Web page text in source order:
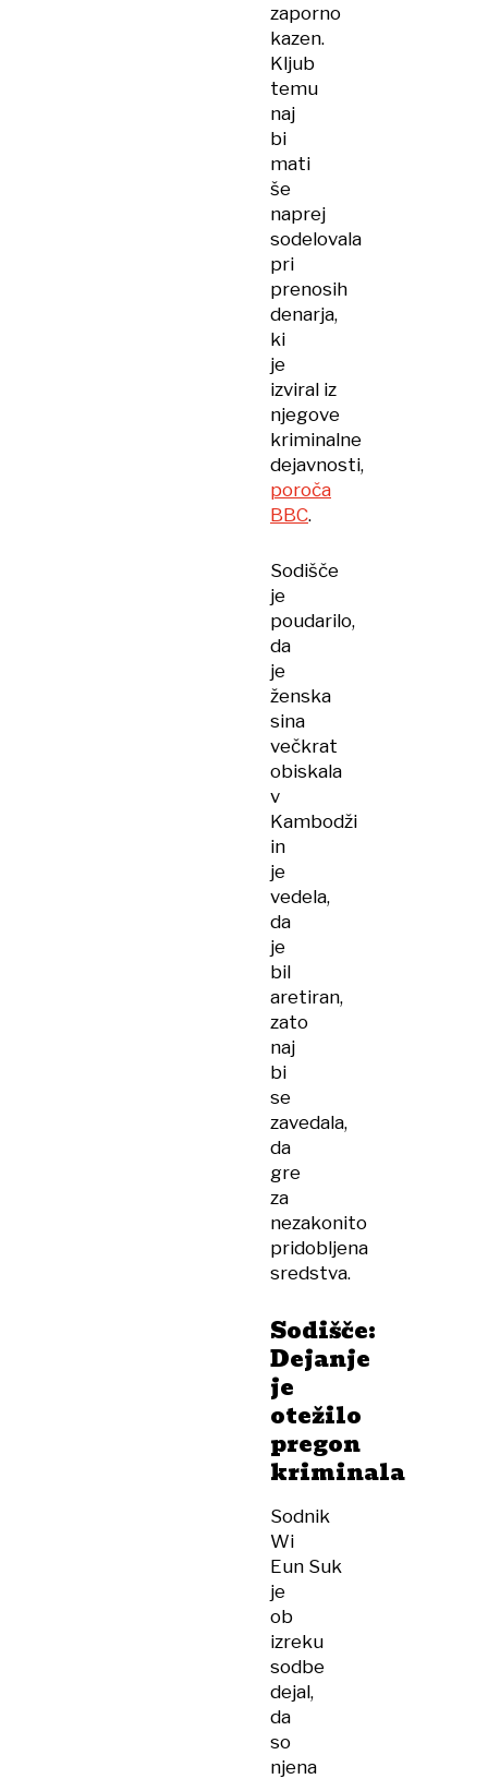
zaporno
kazen.
Kljub
temu
naj
bi
mati
še
naprej
sodelovala
pri
prenosih
denarja,
ki
je
izviral iz
njegove
kriminalne
dejavnosti,
poroča
BBC.
Sodišče
je
poudarilo,
da
je
ženska
sina
večkrat
obiskala
v
Kambodži
in
je
vedela,
da
je
bil
aretiran,
zato
naj
bi
se
zavedala,
da
gre
za
nezakonito
pridobljena
sredstva.
Sodišče:
Dejanje
je
otežilo
pregon
kriminala
Sodnik
Wi
Eun Suk
je
ob
izreku
sodbe
dejal,
da
so
njena